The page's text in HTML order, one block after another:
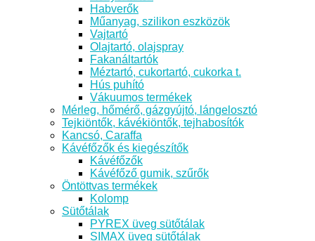
Habverők
Műanyag, szilikon eszközök
Vajtartó
Olajtartó, olajspray
Fakanáltartók
Méztartó, cukortartó, cukorka t.
Hús puhító
Vákuumos termékek
Mérleg, hőmérő, gázgyújtó, lángelosztó
Tejkiöntők, kávékiöntők, tejhabosítók
Kancsó, Caraffa
Kávéfőzők és kiegészítők
Kávéfőzők
Kávéfőző gumik, szűrők
Öntöttvas termékek
Kolomp
Sütőtálak
PYREX üveg sütőtálak
SIMAX üveg sütőtálak